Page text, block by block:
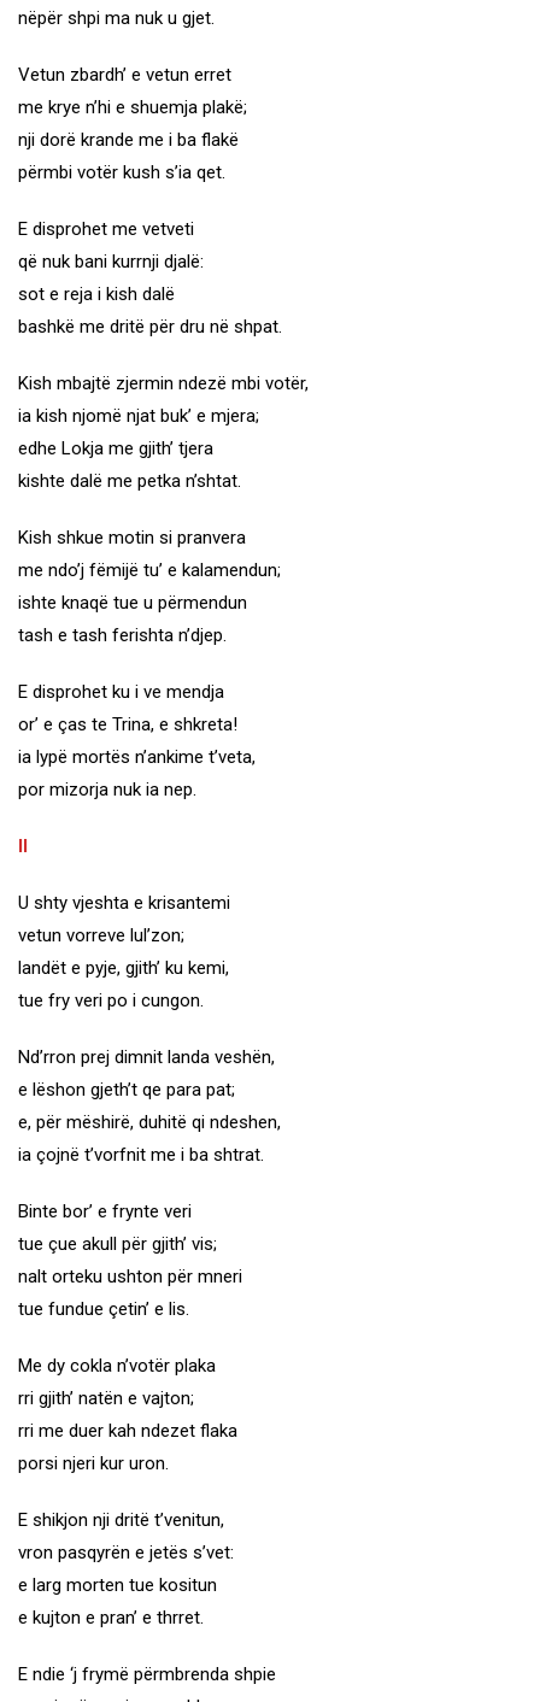
nëpër shpi ma nuk u gjet.
Vetun zbardh’ e vetun erret
me krye n’hi e shuemja plakë;
nji dorë krande me i ba flakë
përmbi votër kush s’ia qet.
E disprohet me vetveti
që nuk bani kurrnji djalë:
sot e reja i kish dalë
bashkë me dritë për dru në shpat.
Kish mbajtë zjermin ndezë mbi votër,
ia kish njomë njat buk’ e mjera;
edhe Lokja me gjith’ tjera
kishte dalë me petka n’shtat.
Kish shkue motin si pranvera
me ndo’j fëmijë tu’ e kalamendun;
ishte knaqë tue u përmendun
tash e tash ferishta n’djep.
E disprohet ku i ve mendja
or’ e ças te Trina, e shkreta!
ia lypë mortës n’ankime t’veta,
por mizorja nuk ia nep.
II
U shty vjeshta e krisantemi
vetun vorreve lul’zon;
landët e pyje, gjith’ ku kemi,
tue fry veri po i cungon.
Nd’rron prej dimnit landa veshën,
e lëshon gjeth’t qe para pat;
e, për mëshirë, duhitë qi ndeshen,
ia çojnë t’vorfnit me i ba shtrat.
Binte bor’ e frynte veri
tue çue akull për gjith’ vis;
nalt orteku ushton për mneri
tue fundue çetin’ e lis.
Me dy cokla n’votër plaka
rri gjith’ natën e vajton;
rri me duer kah ndezet flaka
porsi njeri kur uron.
E shikjon nji dritë t’venitun,
vron pasqyrën e jetës s’vet:
e larg morten tue kositun
e kujton e pran’ e thrret.
E ndie ‘j frymë përmbrenda shpie